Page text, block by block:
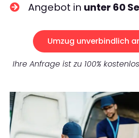
Angebot in unter 60
Umzug unverbindlich
Ihre Anfrage ist zu 100%